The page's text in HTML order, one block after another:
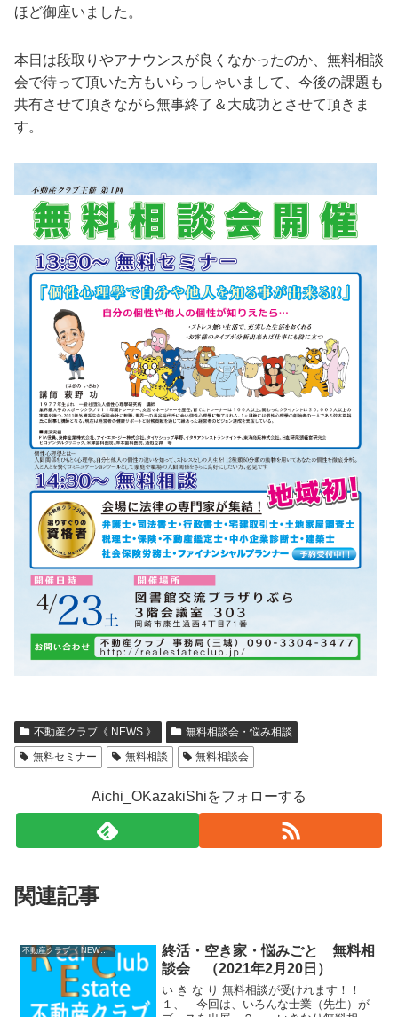
ほど御座いました。
本日は段取りやアナウンスが良くなかったのか、無料相談
会で待って頂いた方もいらっしゃいまして、今後の課題も
共有させて頂きながら無事終了＆大成功とさせて頂きま
す。
不動産クラブ《 NEWS 》
無料相談会・悩み相談
無料セミナー
無料相談 無料相談会
Aichi_OKazakiShiをフォローする
関連記事
不動産クラブ《 NEWS 》
終活・空き家・悩みごと 無料相
談会 （2021年2月20日）
い き な り 無料相談が受けれます！！
１、 今回は、いろんな士業（先生）が